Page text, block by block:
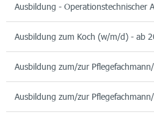
Ausbildung - Operationstechnischer
Ausbildung zum Koch (w/m/d) - ab
Ausbildung zum/zur
Ausbildung zum/zur